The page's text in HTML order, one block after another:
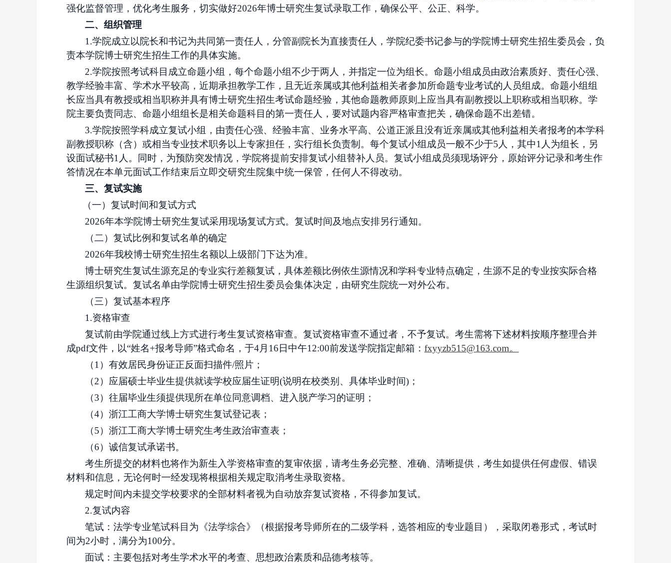
强化监督管理，优化考生服务，切实做好2026年博士研究生复试录取工作，确保公平、公正、科学。
二、组织管理
1.学院成立 以院长和书记为共同第一责任人 ，分管副院长为直接责任人，学院纪委书记参与的学院博士研究生招生委员会，负
责本学院博士研究生招生工作的具体实施。
2.学院按照考试科目成立命题小组，每个命题小组不少于两人，并指定一位为组长。命题小组成员由政治素质好、责任心强、
教学经验丰富、学术水平较高，近期承担教学工作，且无近亲属或其他利益相关者参加所命题专业考试的人员组成。命题小组组
长应当具有教授或相当职称并具有博士研究生招生考试命题经验，其他命题教师原则上应当具有副教授以上职称或相当职称。学
院主要负责同志、命题小组组长是相关命题科目的第一责任人，要对试题内容严格审查把关，确保命题不出差错。
3.学院按照学科成立复试小组，由责任心强、经验丰富、业务水平高、公道正派且没有近亲属或其他利益相关者报考的本学科
副教授职称（含）或相当专业技术职务以上专家担任，实行组长负责制。每个复试小组成员一般不少于5人，其中1人为组长，另
设面试秘书1人。同时，为预防突发情况，学院将提前安排复试小组替补人员。复试小组成员须现场评分，原始评分记录和考生作
答情况在本单元面试工作结束后立即交研究生院集中统一保管，任何人不得改动。
三、复试实施
（一）复试时间和复试方式
2026年本学院博士研究生复试采用现场复试方式。 复试时间及地点安排另行通知。
（二） 复试比例和复试名单的确定
2026年我校博士研究生招生名额以上级部门下达为准。
博士研究生复试生源充足的专业实行差额复试，具体差额比例依生源情况和学科专业特点确定，生源不足的专业按实际合格
生源组织复试。复试名单由学院博士研究生招生委员会集体决定，由研究生院统一对外公布。
（三）复试基本程序
1.资格审查
复试前由学院通过线上方式进行考生复试资格审查。复试资格审查不通过者，不予复试。考生需将下述材料按顺序整理合并
成pdf文件，以“姓名+报考导师”格式命名，于4月16日中午12:00前发送学院指定邮箱： fxyyzb515@163.com。
（1）有效居民身份证正反面扫描件/照片；
（2）应届硕士毕业生提供就读学校应届生证明(说明在校类别、具体毕业时间)；
（3）往届毕业生须提供现所在单位同意调档、进入脱产学习的证明；
（4）浙江工商大学博士研究生复试登记表；
（5）浙江工商大学博士研究生考生政治审查表；
（6）诚信复试承诺书。
考生所提交的材料也将作为新生入学资格审查的复审依据，请考生务必完整、准确、清晰提供，考生如提供任何虚假、错误
材料和信息，无论何时一经发现将根据相关规定取消考生录取资格。
规定时间内未提交学校要求的全部材料者视为自动放弃复试资格，不得参加复试。
2.复试内容
笔试：法学专业笔试科目为 《法学综合》（根据报考导师所在的二级学科，选答相应的专业题目），采取闭卷形式， 考试时
间为2小时， 满分为100分。
面试：主要包括对考生学术水平的考查、思想政治素质和品德考核等。